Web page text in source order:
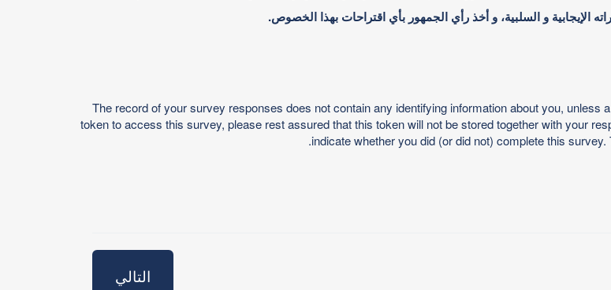
الإيجابية و السلبية، و أخذ رأي الجمهور بأي اقتراحات بهذا الخصوص.
The record of your survey responses does not contain any identifying information about you,
token to access this survey, please rest assured that this token will not be stored together with your
indicate whether you did (or did not) complete this
التالي